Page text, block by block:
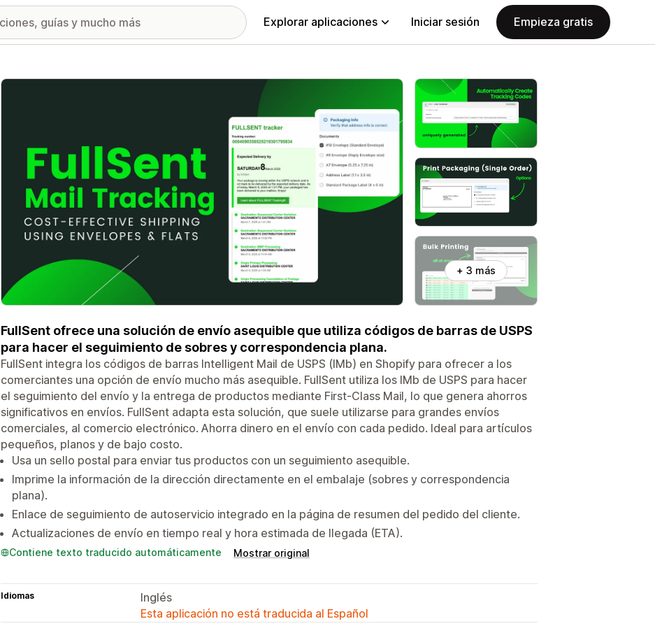
Explorar aplicaciones Iniciar sesión Empieza gratis
Galería de imágenes destacadas
+ 3 más
FullSent ofrece una solución de envío asequible que utiliza códigos de barras de USPS
para hacer el seguimiento de sobres y correspondencia plana.
FullSent integra los códigos de barras Intelligent Mail de USPS (IMb) en Shopify para ofrecer a los
comerciantes una opción de envío mucho más asequible. FullSent utiliza los IMb de USPS para hacer
el seguimiento del envío y la entrega de productos mediante First-Class Mail, lo que genera ahorros
significativos en envíos. FullSent adapta esta solución, que suele utilizarse para grandes envíos
comerciales, al comercio electrónico. Ahorra dinero en el envío con cada pedido. Ideal para artículos
pequeños, planos y de bajo costo.
Usa un sello postal para enviar tus productos con un seguimiento asequible.
Imprime la información de la dirección directamente en el embalaje (sobres y correspondencia
plana).
Enlace de seguimiento de autoservicio integrado en la página de resumen del pedido del cliente.
Actualizaciones de envío en tiempo real y hora estimada de llegada (ETA).
Contiene texto traducido automáticamente Mostrar original
Idiomas
Inglés
Esta aplicación no está traducida al Español